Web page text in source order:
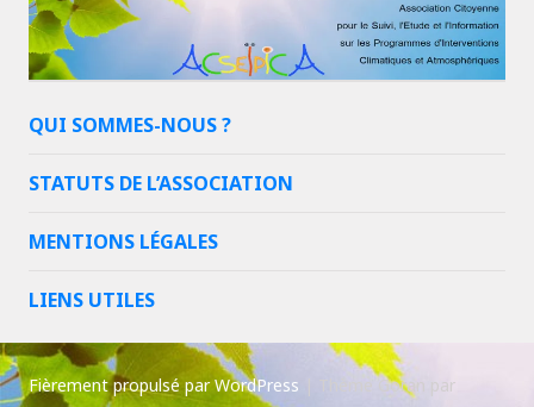
QUI SOMMES-NOUS ?
STATUTS DE L’ASSOCIATION
MENTIONS LÉGALES
LIENS UTILES
Fièrement propulsé par WordPress
Thème Goran par